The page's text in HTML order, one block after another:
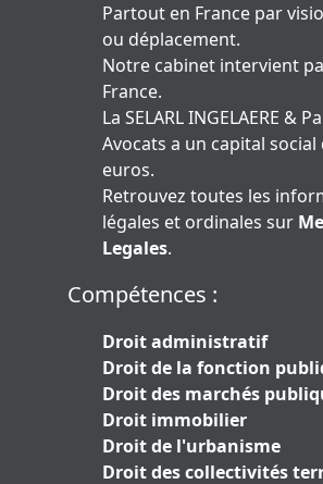
Partout en France par
ou déplacement.
Notre cabinet intervient
France.
La SELARL INGELAERE &
Avocats a un capital social
euros.
Retrouvez toutes les
légales et ordinales sur
Legales.
Compétences :
Droit administratif
Droit de la fonction
Droit des marchés
Droit immobilier
Droit de l'urbanisme
Droit des collectivités